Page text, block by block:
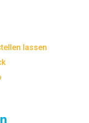
lassen